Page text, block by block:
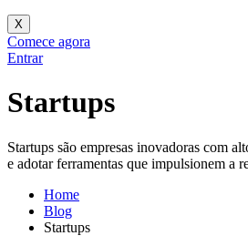
X
Comece agora
Entrar
Startups
Startups são empresas inovadoras com
e adotar ferramentas que impulsionem a
Home
Blog
Startups